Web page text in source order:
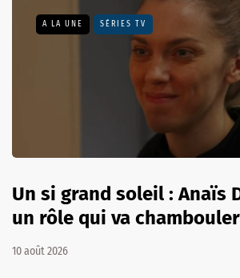
A LA UNE SÉRIES TV
Un si grand soleil : Anaïs
un rôle qui va
10 août 2026